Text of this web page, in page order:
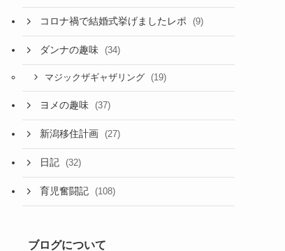
コロナ禍で結婚式挙げましたレポ (9)
ダンナの趣味 (34)
マジックザギャザリング (19)
ヨメの趣味 (37)
新潟移住計画 (27)
日記 (32)
育児奮闘記 (108)
ブログについて